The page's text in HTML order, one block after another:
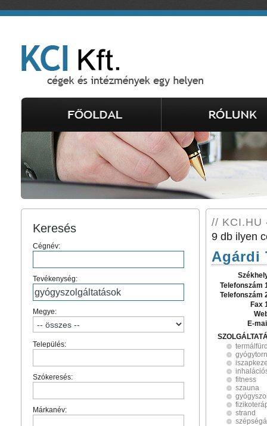
Keresés
Cégnév:
Tevékenység:
Megye:
Település:
Szókeresés:
Márkanév:
// KCI.HU
9 db ilyen
Agárdi
Telefonszám
Telefonszám
Fax
E-
fitness
szauna
strand